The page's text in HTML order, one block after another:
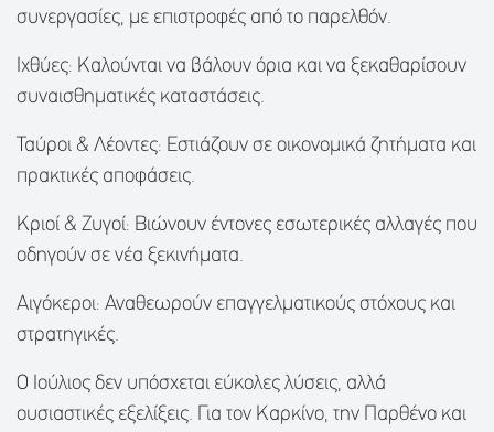
συνεργασίες, με επιστροφές από το παρελθόν.
Ιχθύες: Καλούνται να βάλουν όρια και να ξεκαθαρίσουν
συναισθηματικές καταστάσεις.
Ταύροι & Λέοντες: Εστιάζουν σε οικονομικά ζητήματα και
πρακτικές αποφάσεις.
Κριοί & Ζυγοί: Βιώνουν έντονες εσωτερικές αλλαγές που
οδηγούν σε νέα ξεκινήματα.
Αιγόκεροι: Αναθεωρούν επαγγελματικούς στόχους και
στρατηγικές.
Ο Ιούλιος δεν υπόσχεται εύκολες λύσεις, αλλά
ουσιαστικές εξελίξεις. Για τον Καρκίνο, την Παρθένο και